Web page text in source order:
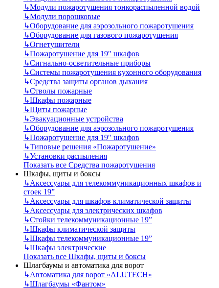
↳Модули пожаротушения тонкораспыленной водой
↳Модули порошковые
↳Оборудование для аэрозольного пожаротушения
↳Оборудование для газового пожаротушения
↳Огнетушители
↳Пожаротушение для 19" шкафов
↳Сигнально-осветительные приборы
↳Системы пожаротушения кухонного оборудования
↳Средства защиты органов дыхания
↳Стволы пожарные
↳Шкафы пожарные
↳Щиты пожарные
↳Эвакуационные устройства
↳Оборудование для аэрозольного пожаротушения
↳Пожаротушение для 19" шкафов
↳Типовые решения «Пожаротушение»
↳Установки распыления
Показать все Средства пожаротушения
Шкафы, щиты и боксы
↳Аксессуары для телекоммуникационных шкафов и
стоек 19”
↳Аксессуары для шкафов климатической защиты
↳Аксессуары для электрических шкафов
↳Стойки телекоммуникационные 19”
↳Шкафы климатической защиты
↳Шкафы телекоммуникационные 19”
↳Шкафы электрические
Показать все Шкафы, щиты и боксы
Шлагбаумы и автоматика для ворот
↳Автоматика для ворот «ALUTECH»
↳Шлагбаумы «Фантом»